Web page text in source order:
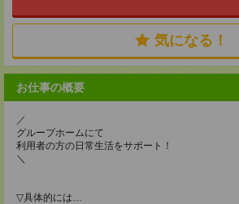
気になる！
お仕事の概要
／
グループホームにて
利用者の方の日常生活をサポート！
＼
▽具体的には…